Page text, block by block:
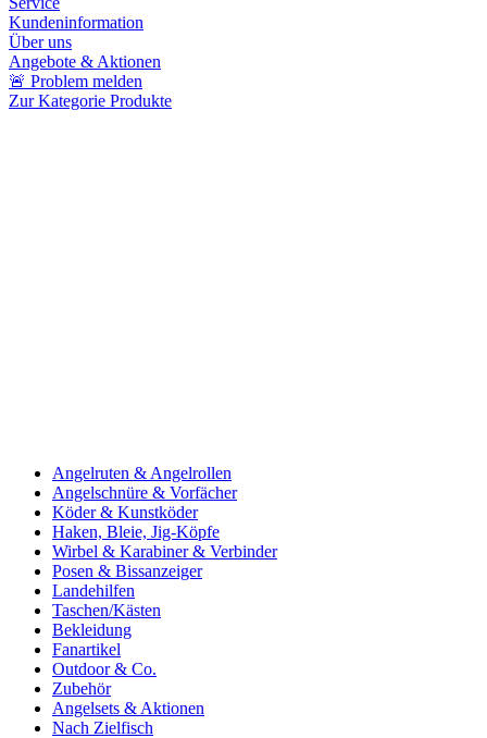
Kundeninformation
Über uns
Angebote & Aktionen
🚨 Problem melden
Zur Kategorie Produkte
Angelruten & Angelrollen
Angelschnüre & Vorfächer
Köder & Kunstköder
Haken, Bleie, Jig-Köpfe
Wirbel & Karabiner & Verbinder
Posen & Bissanzeiger
Landehilfen
Taschen/Kästen
Bekleidung
Fanartikel
Outdoor & Co.
Zubehör
Angelsets & Aktionen
Nach Zielfisch